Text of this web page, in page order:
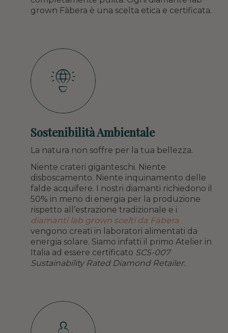
grown Fàbera è una scelta etica e certificata.
Sostenibilità Ambientale
La natura non soffre per la tua bellezza.
Niente crateri giganteschi. Niente
disboscamento. Niente inquinamento delle
falde acquifere. I nostri diamanti richiedono il
50% in meno di energia per la produzione
rispetto all’estrazione tradizionale e i
diamanti lab grown scelti da Fàbera
vengono creati in laboratori alimentati da
energia solare. Siamo infatti il primo Atelier in
Italia ad essere certificato SCS-007
Sustainability Rated Diamond Retailer.